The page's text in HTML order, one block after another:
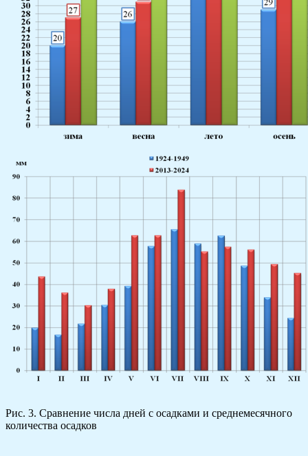
Рис. 3. Сравнение числа дней с осадками и среднемесячного
количества осадков